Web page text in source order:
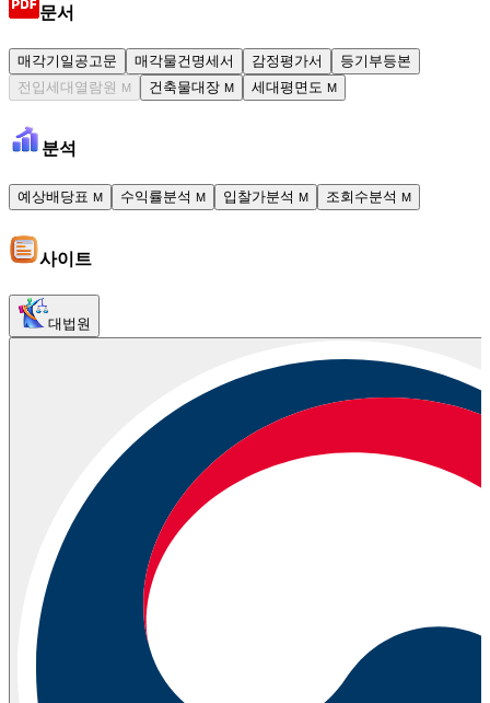
문서
매각기일공고문 매각물건명세서 감정평가서
등기부등본
전입세대열람원
M 건축물대장 M 세대평면도 M
분석
예상배당표 M 수익률분석 M 입찰가분석 M 조회수분석 M
사이트
대법원